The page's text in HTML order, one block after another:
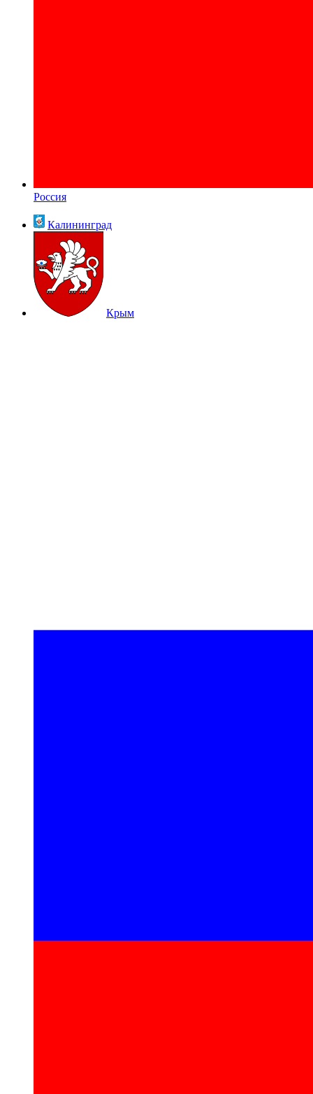
Россия
Калининград
Крым